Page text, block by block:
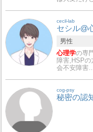
cecil-lab
セシル@
男性
心理学の専
障害,HSP
会不安障害
cog-psy
秘密の認